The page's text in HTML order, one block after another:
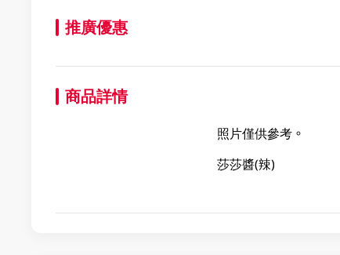
推廣優惠
商品詳情
照片僅供參考。
莎莎醬(辣)